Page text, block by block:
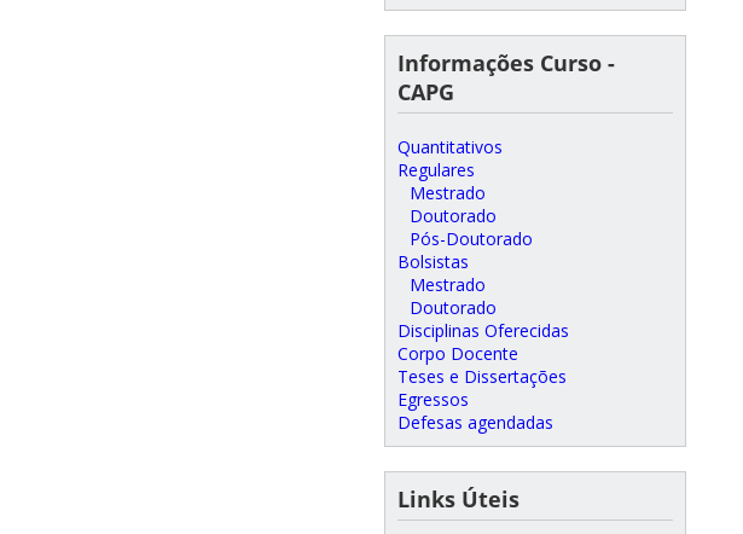
Informações Curso -
CAPG
Quantitativos
Regulares
Mestrado
Doutorado
Pós-Doutorado
Bolsistas
Mestrado
Doutorado
Disciplinas Oferecidas
Corpo Docente
Teses e Dissertações
Egressos
Defesas agendadas
Links Úteis